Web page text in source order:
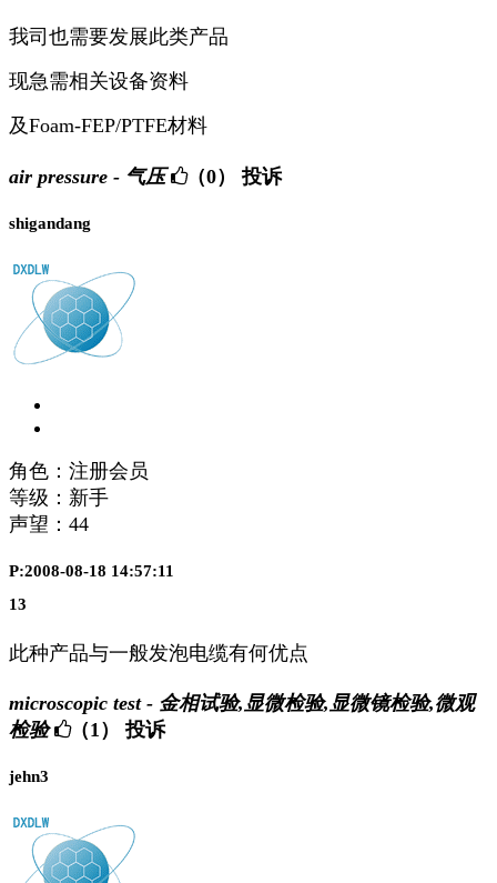
我司也需要发展此类产品
现急需相关设备资料
及Foam-FEP/PTFE材料
air pressure - 气压 （0） 投诉
shigandang
角色：注册会员
等级：新手
声望： 44
P:2008-08-18 14:57:11
13
此种产品与一般发泡电缆有何优点
microscopic test - 金相试验,显微检验,显微镜检验,微观
检验
（1） 投诉
jehn3